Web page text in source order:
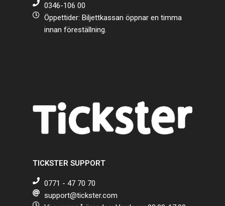
0346-106 00
Öppettider: Biljettkassan öppnar en timma
innan föreställning.
TICKSTER SUPPORT
0771 - 47 70 70
support@tickster.com